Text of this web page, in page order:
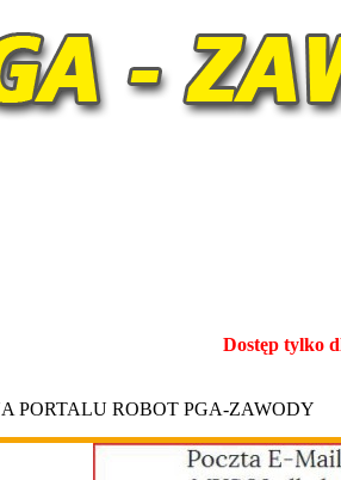
Dostęp tylko
PORTALU ROBOT PGA-ZAWODY